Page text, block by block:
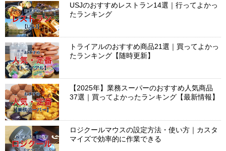
USJのおすすめレストラン14選｜行ってよかっ
たランキング
トライアルのおすすめ商品21選｜買ってよかっ
たランキング【随時更新】
【2025年】業務スーパーのおすすめ人気商品
37選｜買ってよかったランキング【最新情報】
ロジクールマウスの設定方法・使い方｜カスタ
マイズで効率的に作業できる